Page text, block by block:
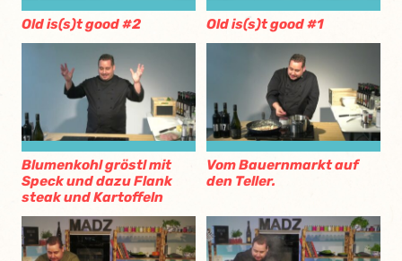
Old is(s)t good #2 Old is(s)t good #1
Blumenkohl gröstl mit
Speck und dazu Flank
steak und Kartoffeln
Vom Bauernmarkt auf
den Teller.